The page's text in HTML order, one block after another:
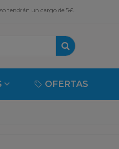
tendrán un cargo de 5€.
OFERTAS